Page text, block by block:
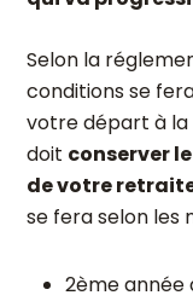
Selon la
conditions se
votre départ à la
doit conserver
de votre
se fera selon les
2ème année